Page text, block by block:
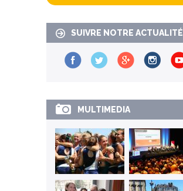
SUIVRE NOTRE ACTUALITÉ
MULTIMEDIA